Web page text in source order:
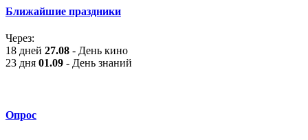
Ближайшие праздники
Через:
18 дней 27.08 - День кино
23 дня 01.09 - День знаний
Опрос